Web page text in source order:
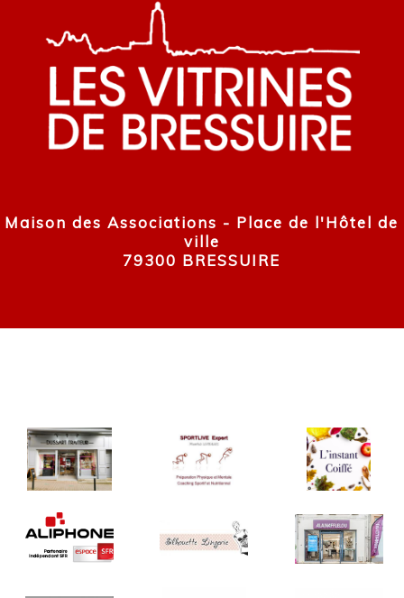
Maison des Associations - Place de l'Hôtel de
ville
79300 BRESSUIRE